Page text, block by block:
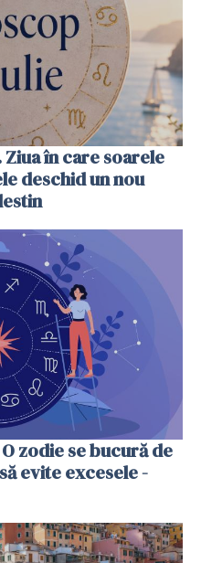
în care soarele
deschid un nou
zodie se bucură de
evite excesele -